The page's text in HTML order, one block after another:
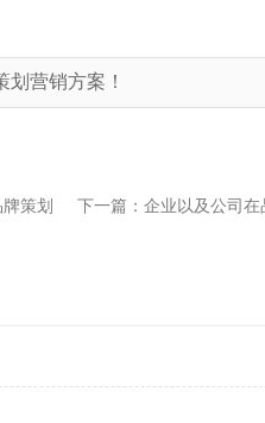
划营销方案！
策划
下一篇： 企业以及公司